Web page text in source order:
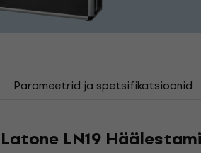
Parameetrid ja spetsifikatsioonid
Latone LN19